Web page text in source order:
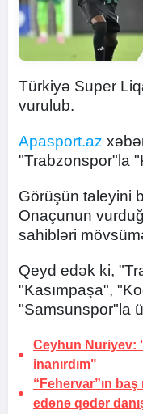
Türkiyə Super
vurulub.
Apasport.az
"Trabzonspor"la
Görüşün taleyini
Onaçunun
sahibləri
Qeyd edək ki,
"Kasımpaşa",
"Samsunspor"la
Ceyhun Nuriyev:
inanırdım"
“Fehervar”ın
edənə qədər